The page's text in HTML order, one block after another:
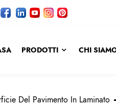
PRODOTTI CHI
Del Pavimento In Laminato